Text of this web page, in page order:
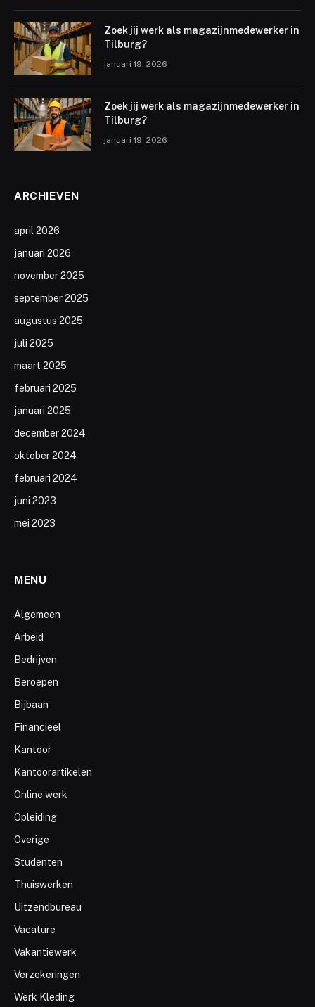
Zoek jij werk als magazijnmedewerker in
Tilburg?
januari 19, 2026
Zoek jij werk als magazijnmedewerker in
Tilburg?
januari 19, 2026
ARCHIEVEN
april 2026
januari 2026
november 2025
september 2025
augustus 2025
juli 2025
maart 2025
februari 2025
januari 2025
december 2024
oktober 2024
februari 2024
juni 2023
mei 2023
MENU
Algemeen
Arbeid
Bedrijven
Beroepen
Bijbaan
Financieel
Kantoor
Kantoorartikelen
Online werk
Opleiding
Overige
Studenten
Thuiswerken
Uitzendbureau
Vacature
Vakantiewerk
Verzekeringen
Werk Kleding